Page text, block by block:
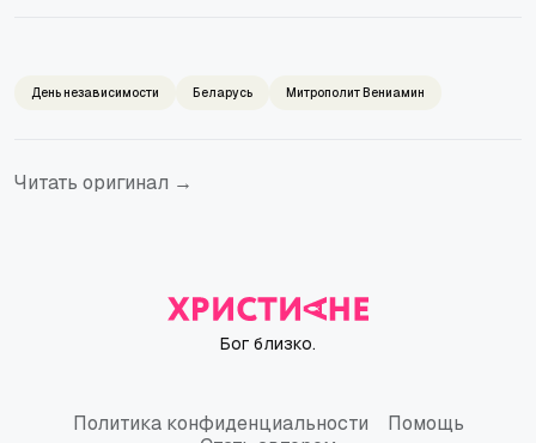
День независимости Беларусь Митрополит Вениамин
Читать оригинал →
Бог близко.
Политика конфиденциальности Помощь